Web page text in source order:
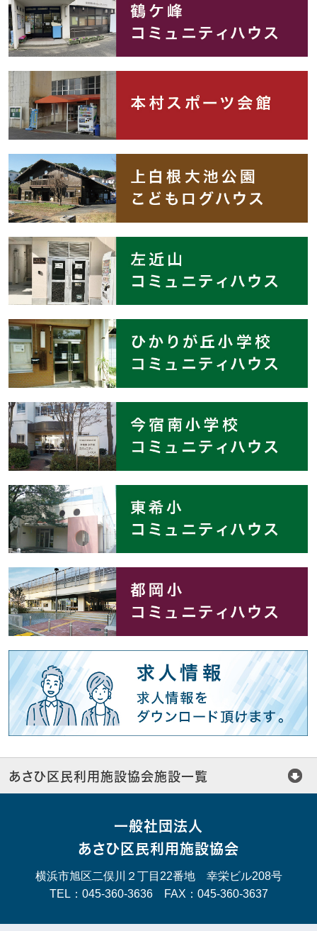
あさひ区民利用施設協会施設一覧
一般社団法人
あさひ区民利用施設協会
横浜市旭区二俣川２丁目22番地 幸栄ビル208号
TEL：045-360-3636 FAX：045-360-3637